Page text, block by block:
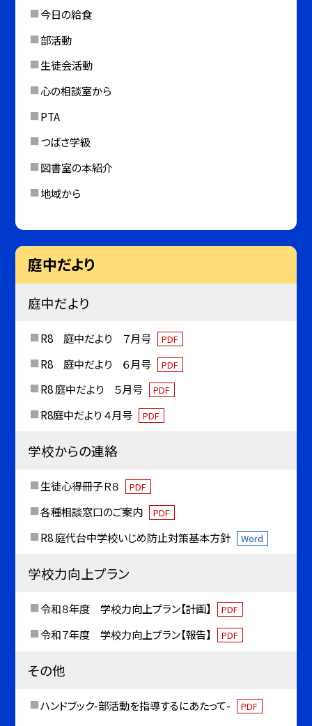
今日の給食
部活動
生徒会活動
心の相談室から
PTA
つばさ学級
図書室の本紹介
地域から
庭中だより
庭中だより
R8 庭中だより ７月号 PDF
R8 庭中だより ６月号 PDF
R8 庭中だより ５月号 PDF
R8庭中だより ４月号 PDF
学校からの連絡
生徒心得冊子Ｒ８ PDF
各種相談窓口のご案内 PDF
R8 庭代台中学校いじめ防止対策基本方針 Word
学校力向上プラン
令和８年度 学校力向上プラン【計画】 PDF
令和７年度 学校力向上プラン【報告】 PDF
その他
ハンドブック-部活動を指導するにあたって- PDF